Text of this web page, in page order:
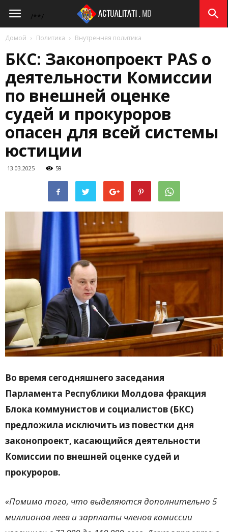
/**/
Actualitati.md
Домой Политика Внутренняя политика
БКС: Законопроект PAS о
деятельности Комиссии
по внешней оценке
судей и прокуроров
опасен для всей системы
юстиции
13.03.2025 59
Во время сегодняшнего заседания
Парламента Республики Молдова фракция
Блока коммунистов и социалистов (БКС)
предложила исключить из повестки дня
законопроект, касающийся деятельности
Комиссии по внешней оценке судей и
прокуроров.
«Помимо того, что выделяются дополнительно 5
миллионов леев и зарплаты членов комиссии